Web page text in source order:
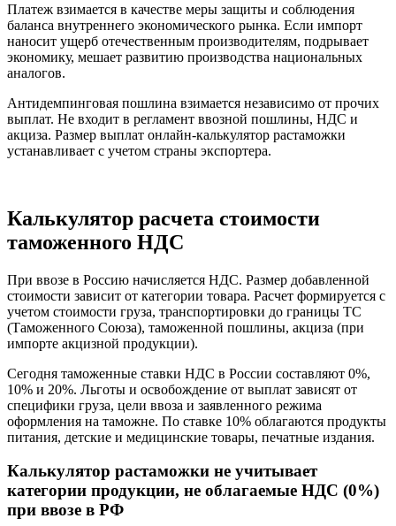
Платеж взимается в качестве меры защиты и соблюдения
баланса внутреннего экономического рынка. Если импорт
наносит ущерб отечественным производителям, подрывает
экономику, мешает развитию производства национальных
аналогов.
Антидемпинговая пошлина взимается независимо от прочих
выплат. Не входит в регламент ввозной пошлины, НДС и
акциза. Размер выплат онлайн-калькулятор растаможки
устанавливает с учетом страны экспортера.
Калькулятор расчета стоимости
таможенного НДС
При ввозе в Россию начисляется НДС. Размер добавленной
стоимости зависит от категории товара. Расчет формируется с
учетом стоимости груза, транспортировки до границы ТС
(Таможенного Союза), таможенной пошлины, акциза (при
импорте акцизной продукции).
Сегодня таможенные ставки НДС в России составляют 0%,
10% и 20%. Льготы и освобождение от выплат зависят от
специфики груза, цели ввоза и заявленного режима
оформления на таможне. По ставке 10% облагаются продукты
питания, детские и медицинские товары, печатные издания.
Калькулятор растаможки не учитывает
категории продукции, не облагаемые НДС (0%)
при ввозе в РФ